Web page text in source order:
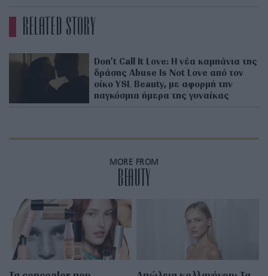
RELATED STORY
Don’t Call It Love: Η νέα καμπάνια της
δράσης Abuse Is Not Love από τον
οίκο YSL Beauty, με αφορμή την
παγκόσμια ήμερα της γυναίκας
MORE FROM
BEAUTY